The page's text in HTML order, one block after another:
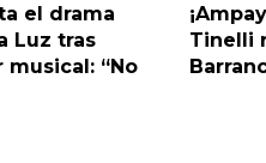
el drama
Luz tras
“No
Tinelli